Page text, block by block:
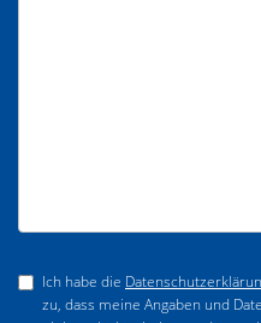
Ich habe die
zu, dass meine Angaben und